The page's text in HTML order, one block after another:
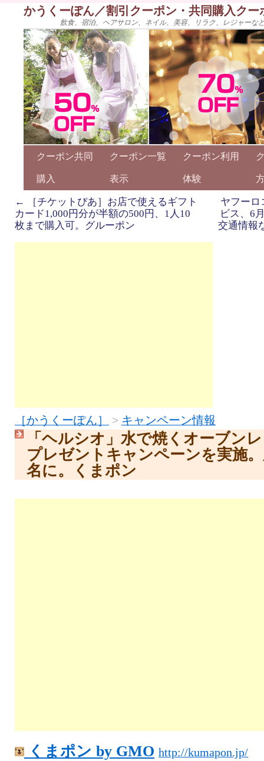
かうくーぽん／割引クーポン・共同購入ク
飲食、宿泊、ヘアサロン、ネイル、美容、リラク、レジャー
クーポン共同
購入
クーポン一覧
表示
クーポン利用
体験
←
［チケットぴあ］お店で使えるギフト
カード1,000円分が半額の500円、1人10
枚まで購入可。グルーポン
ヤフーロ
ビス、6
交通情報
［かうくーぽん］ > キャンペーン情報
「ヘルシオ」水で焼くオーブン
プレゼントキャンペーンを実施
名に。くまポン
くまポン by GMO http://kumapon.jp/